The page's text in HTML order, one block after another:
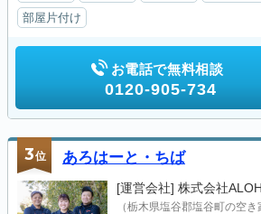
部屋片付け
お電話で無料相談
0120-905-734
3位 あろはーと・ちば
[運営会社] 株式会社
（栃木県塩谷郡塩谷町の空き